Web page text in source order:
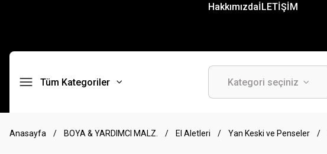
HakkımızdaİLETİŞİM
Tüm Kategoriler
Anasayfa BOYA & YARDIMCI MALZ. El Aletleri Yan Keski ve Penseler